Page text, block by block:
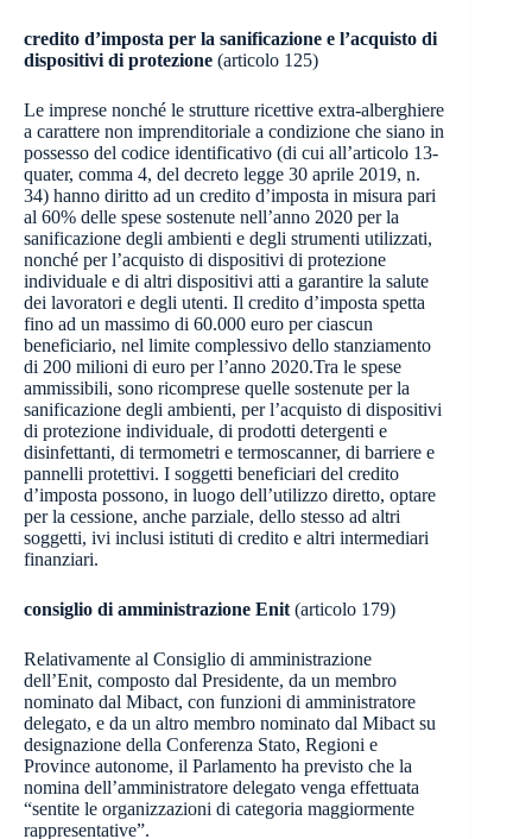
credito d’imposta per la sanificazione e l’acquisto di
dispositivi di protezione (articolo 125)
Le imprese nonché le strutture ricettive extra-alberghiere
a carattere non imprenditoriale a condizione che siano in
possesso del codice identificativo (di cui all’articolo 13-
quater, comma 4, del decreto legge 30 aprile 2019, n.
34) hanno diritto ad un credito d’imposta in misura pari
al 60% delle spese sostenute nell’anno 2020 per la
sanificazione degli ambienti e degli strumenti utilizzati,
nonché per l’acquisto di dispositivi di protezione
individuale e di altri dispositivi atti a garantire la salute
dei lavoratori e degli utenti. Il credito d’imposta spetta
fino ad un massimo di 60.000 euro per ciascun
beneficiario, nel limite complessivo dello stanziamento
di 200 milioni di euro per l’anno 2020.Tra le spese
ammissibili, sono ricomprese quelle sostenute per la
sanificazione degli ambienti, per l’acquisto di dispositivi
di protezione individuale, di prodotti detergenti e
disinfettanti, di termometri e termoscanner, di barriere e
pannelli protettivi. I soggetti beneficiari del credito
d’imposta possono, in luogo dell’utilizzo diretto, optare
per la cessione, anche parziale, dello stesso ad altri
soggetti, ivi inclusi istituti di credito e altri intermediari
finanziari.
consiglio di amministrazione Enit (articolo 179)
Relativamente al Consiglio di amministrazione
dell’Enit, composto dal Presidente, da un membro
nominato dal Mibact, con funzioni di amministratore
delegato, e da un altro membro nominato dal Mibact su
designazione della Conferenza Stato, Regioni e
Province autonome, il Parlamento ha previsto che la
nomina dell’amministratore delegato venga effettuata
“sentite le organizzazioni di categoria maggiormente
rappresentative”.